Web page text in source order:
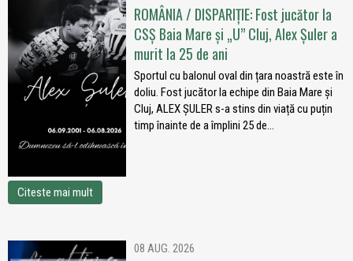
ROMÂNIA / DISPARIȚIE: Fost jucător la
CSȘ Baia Mare și „U” Cluj, Alex Șuler a
murit la 25 de ani
Sportul cu balonul oval din țara noastră este în
doliu. Fost jucător la echipe din Baia Mare și
Cluj, ALEX ȘULER s-a stins din viață cu puțin
timp înainte de a împlini 25 de...
Citeste mai mult
08 AUG. 2026